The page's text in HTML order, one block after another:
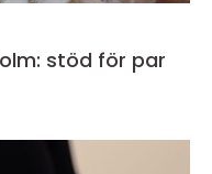
stöd för par